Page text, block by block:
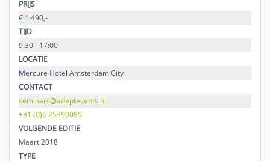
PRIJS
€ 1.490,-
TIJD
9:30 - 17:00
LOCATIE
Mercure Hotel Amsterdam City
CONTACT
seminars@adeptevents.nl
+31 (0)6 25390085
VOLGENDE EDITIE
Maart 2018
TYPE